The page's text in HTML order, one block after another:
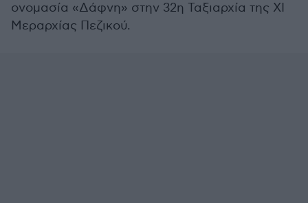
ονομασία «Δάφνη» στην 32η Ταξιαρχία της XI
Μεραρχίας Πεζικού.